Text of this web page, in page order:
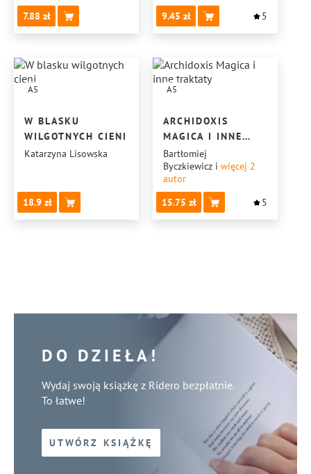
7.88
9.45
5
A5
W BLASKU
WILGOTNYCH CIENI
Katarzyna Lisowska
18.9
A5
ARCHIDOXIS
MAGICA I INNE
TRAKTATY
Bartłomiej
Byczkiewicz i więcej 2
autor
15.75
5
DO DZIEŁA!
Wydaj swoją książkę z Ridero bezpłatnie.
To łatwe!
UTWÓRZ KSIĄŻKĘ